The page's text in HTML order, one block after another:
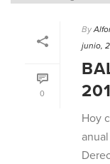
0
By
junio,
Hoy